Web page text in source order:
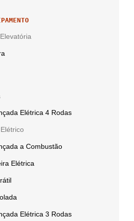
Elétrica 4 Rodas
a Combustão
Elétrica
Elétrica 3 Rodas